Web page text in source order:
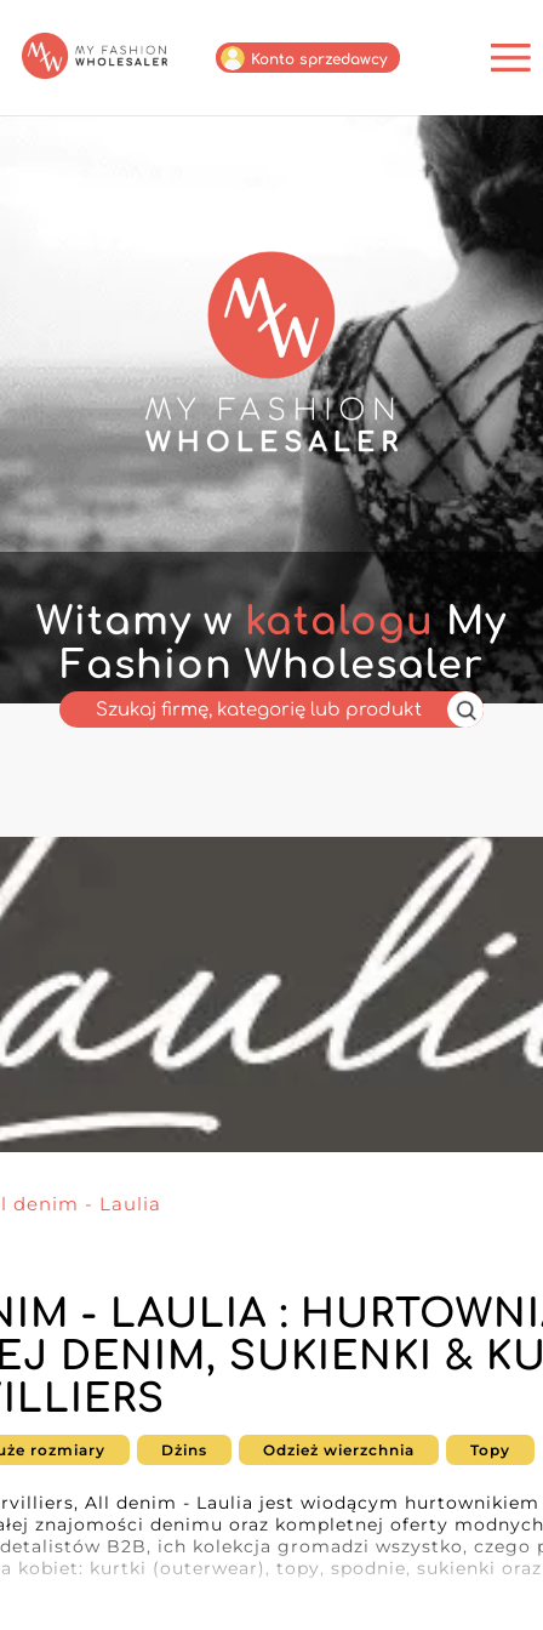
Konto sprzedawcy
Witamy w katalogu My
Fashion Wholesaler
denim - Laulia
- LAULIA :
DENIM, SUKIENKI &
rozmiary Dżins Odzież wierzchnia Topy
All denim - Laulia jest wiodącym
znajomości denimu oraz kompletnej oferty
B2B, ich kolekcja gromadzi wszystko, czego
kobiet: kurtki (outerwear), topy, spodnie, sukienki